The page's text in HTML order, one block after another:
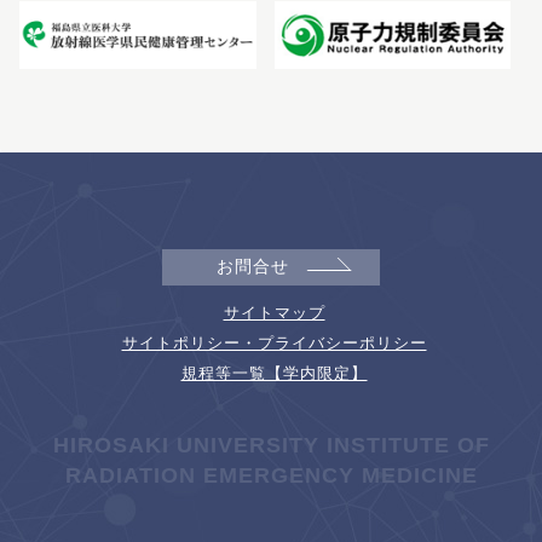
お問合せ
サイトマップ
サイトポリシー・プライバシーポリシー
規程等一覧【学内限定】
HIROSAKI UNIVERSITY INSTITUTE OF
RADIATION EMERGENCY MEDICINE